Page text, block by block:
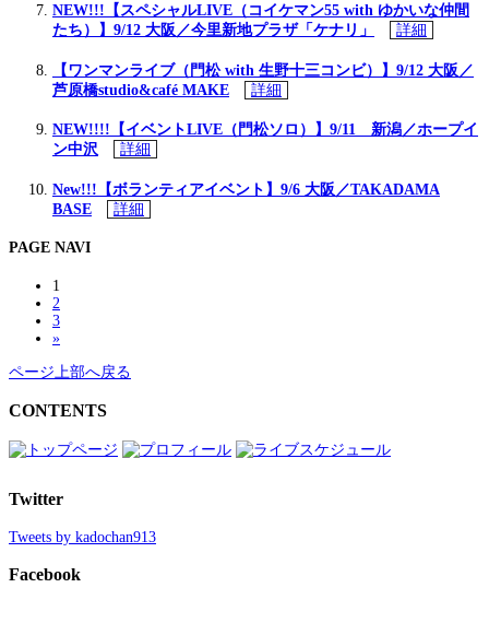
NEW!!!【スペシャルLIVE（コイケマン55 with ゆかいな仲間
たち）】9/12 大阪／今里新地プラザ「ケナリ」
詳細
【ワンマンライブ（門松 with 生野十三コンビ）】9/12 大阪／
芦原橋studio&café MAKE
詳細
NEW!!!!【イベントLIVE（門松ソロ）】9/11 新潟／ホープイ
ン中沢
詳細
New!!!【ボランティアイベント】9/6 大阪／TAKADAMA
BASE
詳細
PAGE NAVI
1
2
3
»
ページ上部へ戻る
CONTENTS
Twitter
Tweets by kadochan913
Facebook